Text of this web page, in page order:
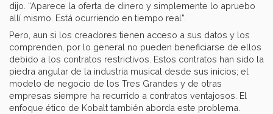
dijo. “Aparece la oferta de dinero y simplemente lo apruebo
allí mismo. Está ocurriendo en tiempo real”.
Pero, aun si los creadores tienen acceso a sus datos y los
comprenden, por lo general no pueden beneficiarse de ellos
debido a los contratos restrictivos. Estos contratos han sido la
piedra angular de la industria musical desde sus inicios; el
modelo de negocio de los Tres Grandes y de otras
empresas siempre ha recurrido a contratos ventajosos. El
enfoque ético de Kobalt también aborda este problema.